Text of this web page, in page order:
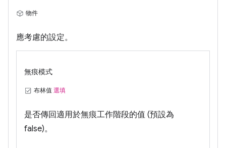
物件
應考慮的設定。
無痕模式
布林值 選填
是否傳回適用於無痕工作階段的值 (預設為
false)。